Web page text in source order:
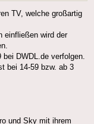
TV, welche großartig
einfließen wird der
DWDL.de verfolgen.
bei 14-59 bzw. ab 3
und Sky mit ihrem